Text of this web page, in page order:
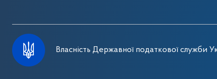
Власність Державної податкової служби